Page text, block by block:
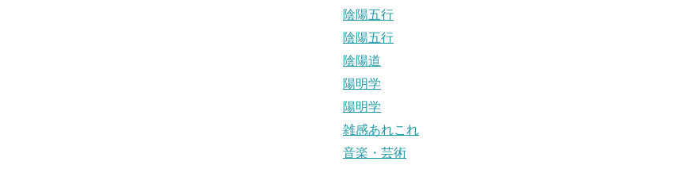
陰陽五行
陰陽五行
陰陽道
陽明学
陽明学
雑感あれこれ
音楽・芸術